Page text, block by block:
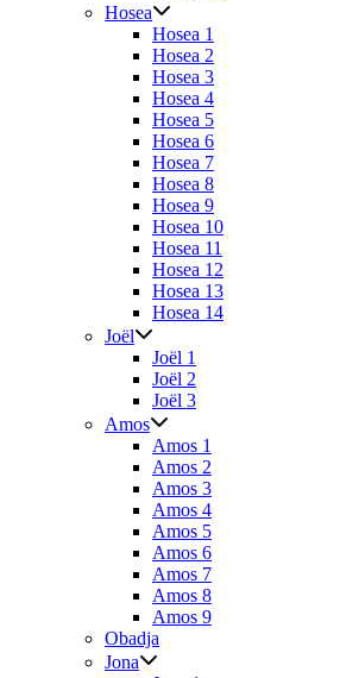
Hosea
Hosea 1
Hosea 2
Hosea 3
Hosea 4
Hosea 5
Hosea 6
Hosea 7
Hosea 8
Hosea 9
Hosea 10
Hosea 11
Hosea 12
Hosea 13
Hosea 14
Joël
Joël 1
Joël 2
Joël 3
Amos
Amos 1
Amos 2
Amos 3
Amos 4
Amos 5
Amos 6
Amos 7
Amos 8
Amos 9
Obadja
Jona